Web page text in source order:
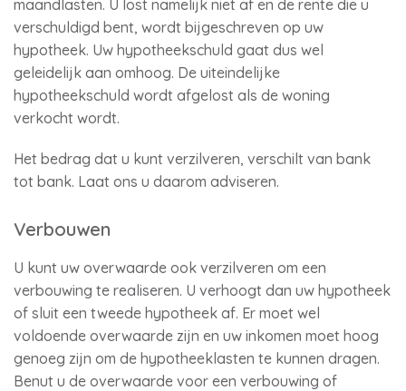
maandlasten. U lost namelijk niet af en de rente die u
verschuldigd bent, wordt bijgeschreven op uw
hypotheek. Uw hypotheekschuld gaat dus wel
geleidelijk aan omhoog. De uiteindelijke
hypotheekschuld wordt afgelost als de woning
verkocht wordt.
Het bedrag dat u kunt verzilveren, verschilt van bank
tot bank. Laat ons u daarom adviseren.
Verbouwen
U kunt uw overwaarde ook verzilveren om een
verbouwing te realiseren. U verhoogt dan uw hypotheek
of sluit een tweede hypotheek af. Er moet wel
voldoende overwaarde zijn en uw inkomen moet hoog
genoeg zijn om de hypotheeklasten te kunnen dragen.
Benut u de overwaarde voor een verbouwing of